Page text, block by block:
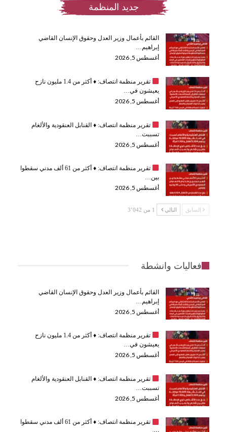
جديد المنظمة
القائم بأعمال وزير العدل وحقوق الإنسان القاضي
إبراهيم…
أغسطس 5, 2026
تقرير منظمة انتصاف: ♦️
أكثر من 1.4 مليون نازح
يعيشون في…
أغسطس 5, 2026
تقرير منظمة انتصاف: ♦️القنابل العنقودية والألغام
تسببت…
أغسطس 5, 2026
تقرير منظمة انتصاف: ♦️
أكثر من 61 ألف مدني سقطوا
بين…
أغسطس 5, 2026
السابق التالي 1 من 3٬042
فعاليات وانشطة
القائم بأعمال وزير العدل وحقوق الإنسان القاضي
إبراهيم…
أغسطس 5, 2026
تقرير منظمة انتصاف: ♦️
أكثر من 1.4 مليون نازح
يعيشون في…
أغسطس 5, 2026
تقرير منظمة انتصاف: ♦️القنابل العنقودية والألغام
تسببت…
أغسطس 5, 2026
تقرير منظمة انتصاف: ♦️
أكثر من 61 ألف مدني سقطوا